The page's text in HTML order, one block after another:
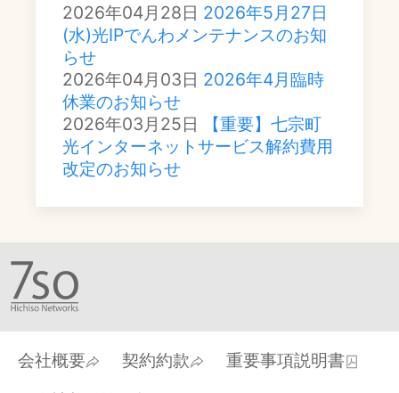
2026年04月28日 2026年5月27日
(水)光IPでんわメンテナンスのお知
らせ
2026年04月03日 2026年4月臨時
休業のお知らせ
2026年03月25日
【重要】七宗町
光インターネットサービス解約費用
改定のお知らせ
会社概要 契約約款
重要事項説明書